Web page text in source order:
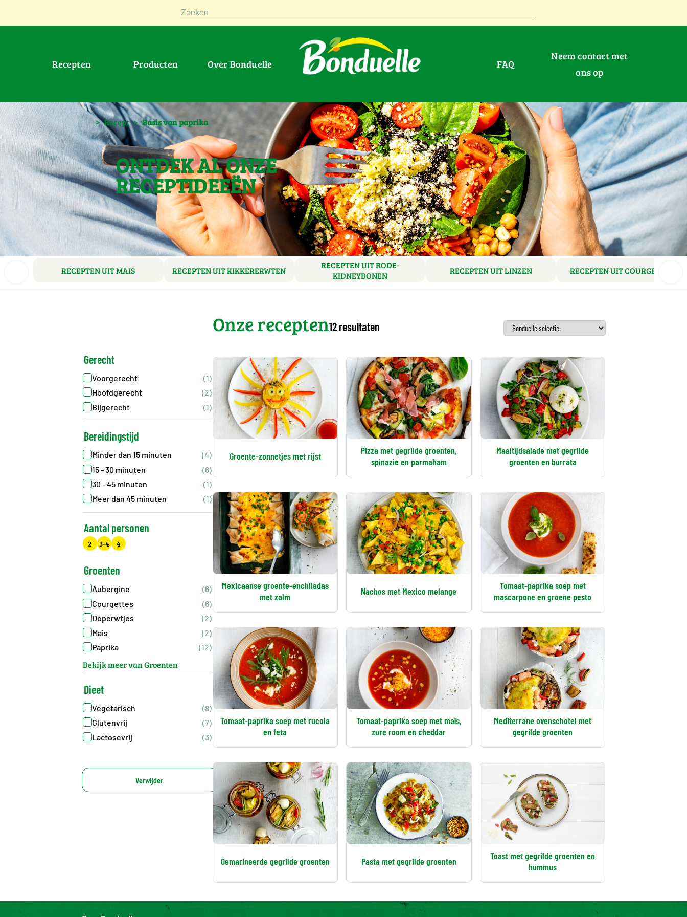
Zoeken
Recepten Producten Over Bonduelle FAQ
Neem contact met
ons op
> Recept > Basis van paprika
ONTDEK AL ONZE
RECEPTIDEEËN
RECEPTEN UIT MAIS RECEPTEN UIT KIKKERERWTEN
RECEPTEN UIT RODE-
KIDNEYBONEN
RECEPTEN UIT LINZEN RECEPTEN UIT COURGETTES
Onze recepten12 resultaten
Gerecht
Voorgerecht
(1)
Hoofdgerecht
(2)
Bijgerecht
(1)
Bereidingstijd
Minder dan 15 minuten
(4)
15 - 30 minuten
(6)
30 - 45 minuten
(1)
Meer dan 45 minuten
(1)
Aantal personen
2 3-4 4
Groenten
Aubergine
(6)
Courgettes
(6)
Doperwtjes
(2)
Mais
(2)
Paprika
(12)
Bekijk meer van Groenten
Dieet
Vegetarisch
(8)
Glutenvrij
(7)
Lactosevrij
(3)
Verwijder
Groente-zonnetjes met rijst
Pizza met gegrilde groenten,
spinazie en parmaham
Maaltijdsalade met gegrilde
groenten en burrata
Mexicaanse groente-enchiladas
met zalm
Nachos met Mexico melange
Tomaat-paprika soep met
mascarpone en groene pesto
Tomaat-paprika soep met rucola
en feta
Tomaat-paprika soep met maïs,
zure room en cheddar
Mediterrane ovenschotel met
gegrilde groenten
Gemarineerde gegrilde groenten Pas­ta met ge­gril­de groen­ten
Toast met gegrilde groenten en
hummus